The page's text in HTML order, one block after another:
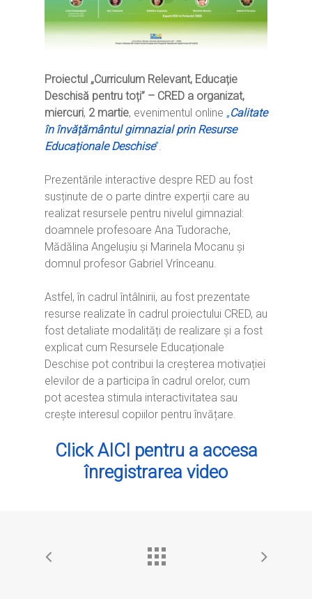
Proiectul „Curriculum Relevant, Educație
Deschisă pentru toți” – CRED a organizat,
miercuri, 2 martie, evenimentul online „Calitate
în învățământul gimnazial prin Resurse
Educaționale Deschise”.
Prezentările interactive despre RED au fost
susținute de o parte dintre experții care au
realizat resursele pentru nivelul gimnazial:
doamnele profesoare Ana Tudorache,
Mădălina Angelușiu și Marinela Mocanu și
domnul profesor Gabriel Vrînceanu.
Astfel, în cadrul întâlnirii, au fost prezentate
resurse realizate în cadrul proiectului CRED, au
fost detaliate modalități de realizare și a fost
explicat cum Resursele Educaționale
Deschise pot contribui la creșterea motivației
elevilor de a participa în cadrul orelor, cum
pot acestea stimula interactivitatea sau
crește interesul copiilor pentru învățare.
Click AICI pentru a accesa
înregistrarea video
Home
Vrei să fii formator?
Ești elev?
Principii orizontale
Dicționar termeni și
Glosar
Despre proiectul CRED
Obiectivele CRED
Activitățile CRED
Partenerii CRED
Noutăți
Știri
Arhivă media
Comunicate
Resurse
Ghiduri
digital.educred.ro
Login